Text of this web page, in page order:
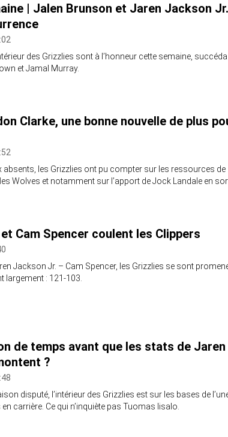
| Jalen Brunson et Jaren Jackson Jr.
des Grizzlies sont à l’honneur cette semaine,
et Jamal Murray.
Clarke, une bonne nouvelle de plus
absents, les Grizzlies ont pu compter sur les ressources de
Wolves et notamment sur l’apport de Jock Landale en
Cam Spencer coulent les Clippers
Jackson Jr. – Cam Spencer, les Grizzlies se sont
largement : 121-103.
de temps avant que les stats de Jaren
?
disputé, l’intérieur des Grizzlies est sur les bases de
carrière. Ce qui n’inquiète pas Tuomas Iisalo.